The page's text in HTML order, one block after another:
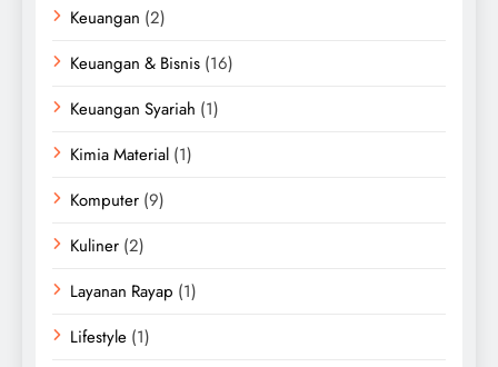
Keuangan (2)
Keuangan & Bisnis (16)
Keuangan Syariah (1)
Kimia Material (1)
Komputer (9)
Kuliner (2)
Layanan Rayap (1)
Lifestyle (1)